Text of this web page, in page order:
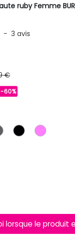
ruby Femme
- 3 avis
€
-60%
GRIS FONCE
NOIR ROSE
lorsque le produit